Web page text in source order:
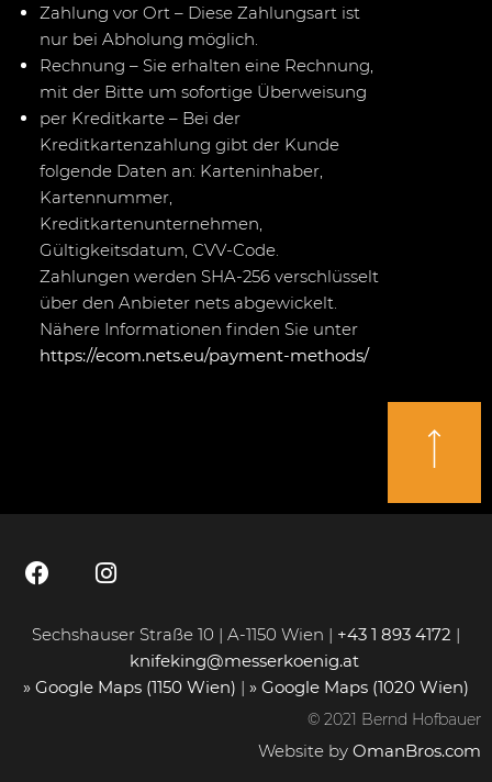
Zahlung vor Ort – Diese Zahlungsart ist
nur bei Abholung möglich.
Rechnung – Sie erhalten eine Rechnung,
mit der Bitte um sofortige Überweisung
per Kreditkarte – Bei der
Kreditkartenzahlung gibt der Kunde
folgende Daten an: Karteninhaber,
Kartennummer,
Kreditkartenunternehmen,
Gültigkeitsdatum, CVV-Code.
Zahlungen werden SHA-256 verschlüsselt
über den Anbieter nets abgewickelt.
Nähere Informationen finden Sie unter
https://ecom.nets.eu/payment-methods/
Sechshauser Straße 10 | A-1150 Wien | +43 1 893 4172 |
knifeking@messerkoenig.at
» Google Maps (1150 Wien) | » Google Maps (1020 Wien)
© 2021 Bernd Hofbauer
Website by OmanBros.com